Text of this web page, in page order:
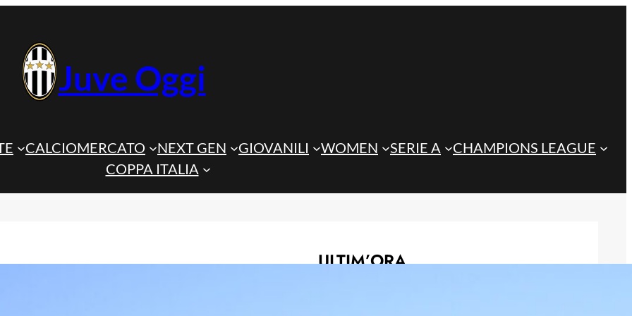
Juve Oggi
CALCIOMERCATO NEXT GEN GIOVANILI WOMEN SERIE A
CHAMPIONS LEAGUE
COPPA ITALIA
ULTIM’ORA